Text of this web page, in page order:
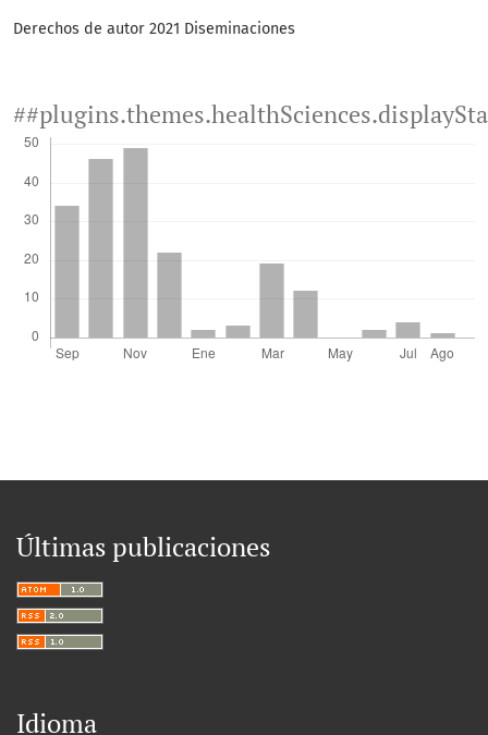
Derechos de autor 2021 Diseminaciones
Últimas publicaciones
Idioma